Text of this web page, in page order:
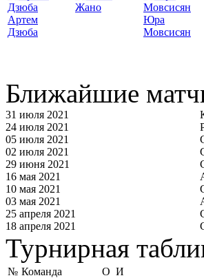
Артем
Дзюба
Жано
Юра
Мовсисян
Ближайшие
31 июля 2021
24 июля 2021
05 июля 2021
02 июля 2021
29 июня 2021
16 мая 2021
10 мая 2021
03 мая 2021
25 апреля 2021
18 апреля 2021
Турнирная
№ Команда О И